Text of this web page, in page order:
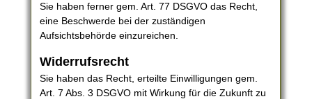
Sie haben ferner gem. Art. 77 DSGVO das Recht,
eine Beschwerde bei der zuständigen
Aufsichtsbehörde einzureichen.
Widerrufsrecht
Sie haben das Recht, erteilte Einwilligungen gem.
Art. 7 Abs. 3 DSGVO mit Wirkung für die Zukunft zu